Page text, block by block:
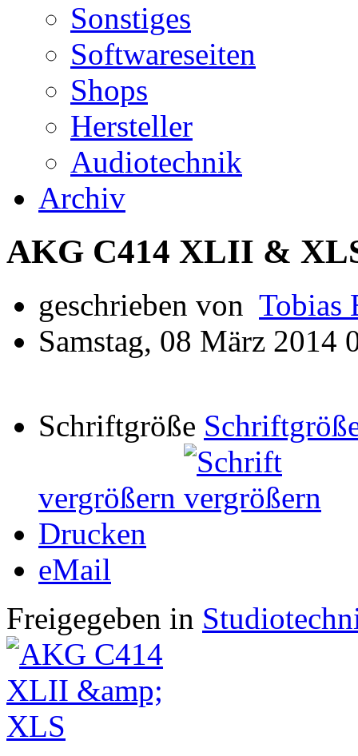
Sonstiges
Softwareseiten
Shops
Hersteller
Audiotechnik
Archiv
AKG C414 XLII &
geschrieben von Tobias
Samstag, 08 März 2014
Schriftgröße
vergrößern
Drucken
eMail
Freigegeben in